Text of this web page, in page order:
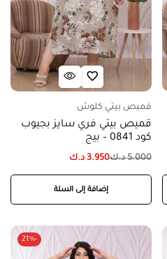
قميص بيتي كلوش
قميص بيتي فري سايز بجيوب
كود 0841 – بيج
5.000 د.ك3.950 د.ك
إضافة إلى السلة
-21%